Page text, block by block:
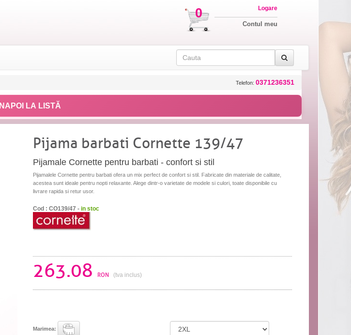
0 Logare
Contul meu
Telefon: 0371236351
ÎNAPOI LA LISTĂ
Pijama barbati Cornette 139/47
Pijamale Cornette pentru barbati - confort si stil
Pijamalele Cornette pentru barbati ofera un mix perfect de confort si stil. Fabricate din materiale de calitate,
acestea sunt ideale pentru nopti relaxante. Alege dintr-o varietate de modele si culori, toate disponibile cu
livrare rapida si retur usor.
Cod : CO139/47 - in stoc
263.08 RON (tva inclus)
Marimea: